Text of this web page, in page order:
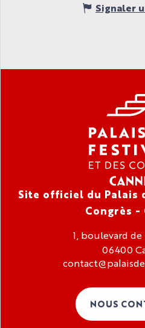
Signaler
Site officiel du Palais
Congrès -
1, boulevard
06400
NOUS